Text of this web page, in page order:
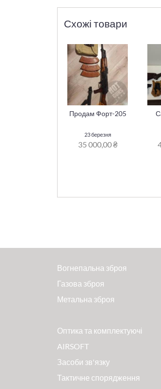
Схожі товари
Продам Форт-205
23 березня
35 000,00 ₴
Вогнепальна зброя
Газова зброя
Метальна зброя
Оптика та комплектуючі
AIRSOFT
Засоби зв'язку
Тактичне спорядження